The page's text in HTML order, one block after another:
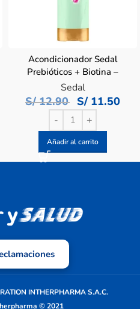
Acondicionador Sedal
Prebióticos + Biotina –
Frasco 340ML
Sedal
S/12.90 S/ 11.50
Añadir al carrito
INTHERPHARMA S.A.C.
© 2021